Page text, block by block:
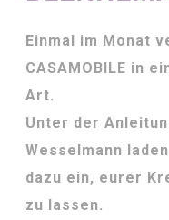
Einmal im Monat
CASAMOBILE in
Art.
Unter der
Wesselmann
dazu ein, eurer
zu lassen.